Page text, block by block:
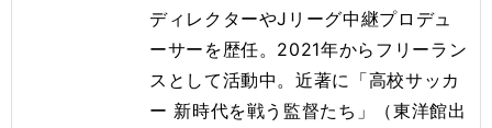
ディレクターやJリーグ中継プロデュ
ーサーを歴任。2021年からフリーラン
スとして活動中。近著に「高校サッカ
ー 新時代を戦う監督たち」（東洋館出